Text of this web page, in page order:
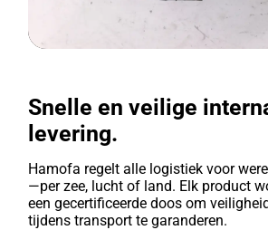
Snelle en veilige
levering.
Hamofa regelt alle logistiek voor
—per zee, lucht of land. Elk product
een gecertificeerde doos om
tijdens transport te garanderen.